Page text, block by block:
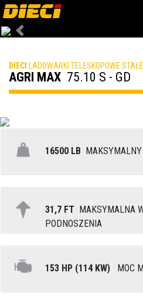
Previous
DIECI LADOWARKI TELESKOPOWE
AGRI MAX 75.10 S - GD
16500 LB MAKSYMALNY
31,7 FT MAKSYMALNA
PODNOSZENIA
153 HP (114 KW) MOC